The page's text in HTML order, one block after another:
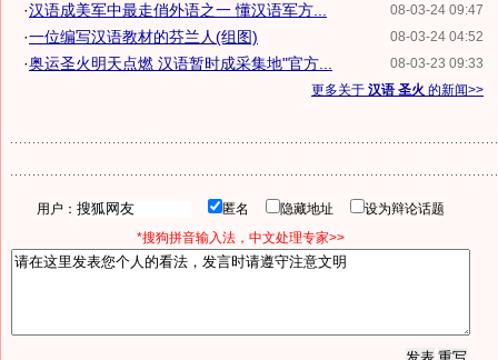
08-03-24 09:47
·汉语成美军中最走俏外语之一 懂汉语军方...
08-03-24 04:52
·一位编写汉语教材的芬兰人(组图)
08-03-23 09:33
·奥运圣火明天点燃 汉语暂时成采集地"官方...
更多关于 汉语 圣火 的新闻>>
用户： 匿名 隐藏地址
设为辩论话题
*搜狗拼音输入法，中文处理专家>>